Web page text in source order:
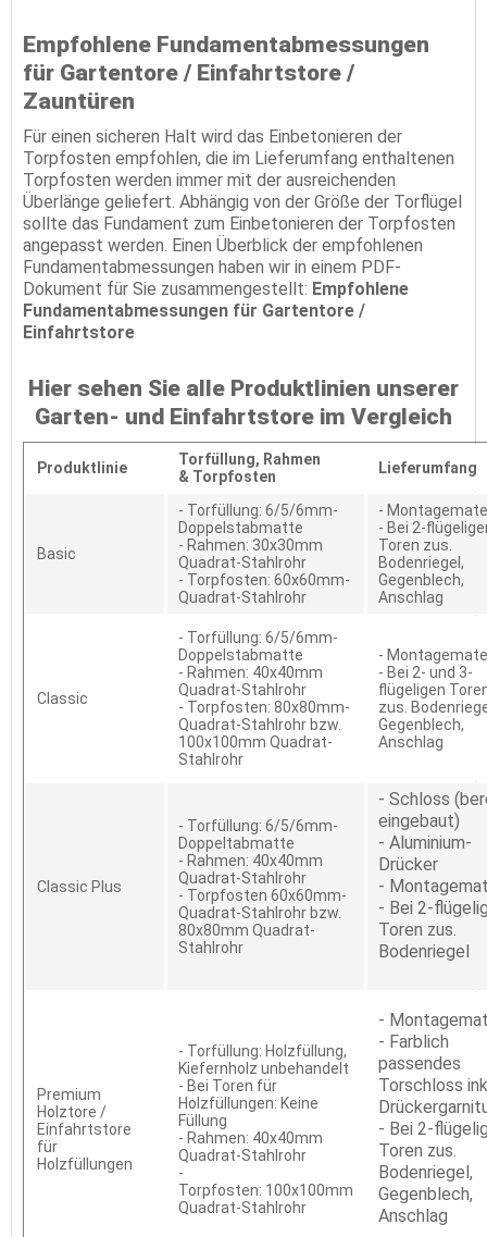
Empfohlene Fundamentabmessungen
für Gartentore / Einfahrtstore /
Zauntüren
Für einen sicheren Halt wird das Einbetonieren der
Torpfosten empfohlen, die im Lieferumfang enthaltenen
Torpfosten werden immer mit der ausreichenden
Überlänge geliefert. Abhängig von der Größe der Torflügel
sollte das Fundament zum Einbetonieren der Torpfosten
angepasst werden. Einen Überblick der empfohlenen
Fundamentabmessungen haben wir in einem PDF-
Dokument für Sie zusammengestellt: Empfohlene
Fundamentabmessungen für Gartentore /
Einfahrtstore
Hier sehen Sie alle Produktlinien unserer
Garten- und Einfahrtstore im Vergleich
Produktlinie Torfüllung, Rahmen
& Torpfosten Lieferumfang
Basic
- Torfüllung: 6/5/6mm-
Doppelstabmatte
- Rahmen: 30x30mm
Quadrat-Stahlrohr
- Torpfosten: 60x60mm-
Quadrat-Stahlrohr
-
- Bei 2-
Toren zus.
Bodenriegel,
Gegenblech,
Anschlag
Classic
- Torfüllung: 6/5/6mm-
Doppelstabmatte
- Rahmen: 40x40mm
Quadrat-Stahlrohr
- Torpfosten: 80x80mm-
Quadrat-Stahlrohr bzw.
100x100mm Quadrat-
Stahlrohr
-
- Bei 2- und 3-
flügeligen
zus.
Gegenblech,
Anschlag
Classic Plus
- Torfüllung: 6/5/6mm-
Doppeltabmatte
- Rahmen: 40x40mm
Quadrat-Stahlrohr
- Torpfosten 60x60mm-
Quadrat-Stahlrohr bzw.
80x80mm Quadrat-
Stahlrohr
- Schloss
eingebaut)
- Aluminium-
Drücker
-
- Bei 2-
Toren zus.
Bodenriegel
Premium
Holztore /
Einfahrtstore
für
Holzfüllungen
- Torfüllung: Holzfüllung,
Kiefernholz unbehandelt
- Bei Toren für
Holzfüllungen: Keine
Füllung
- Rahmen: 40x40mm
Quadrat-Stahlrohr
-
Torpfosten: 100x100mm
Quadrat-Stahlrohr
-
- Farblich
passendes
Torschloss
- Bei 2-
Toren zus.
Bodenriegel,
Gegenblech,
Anschlag